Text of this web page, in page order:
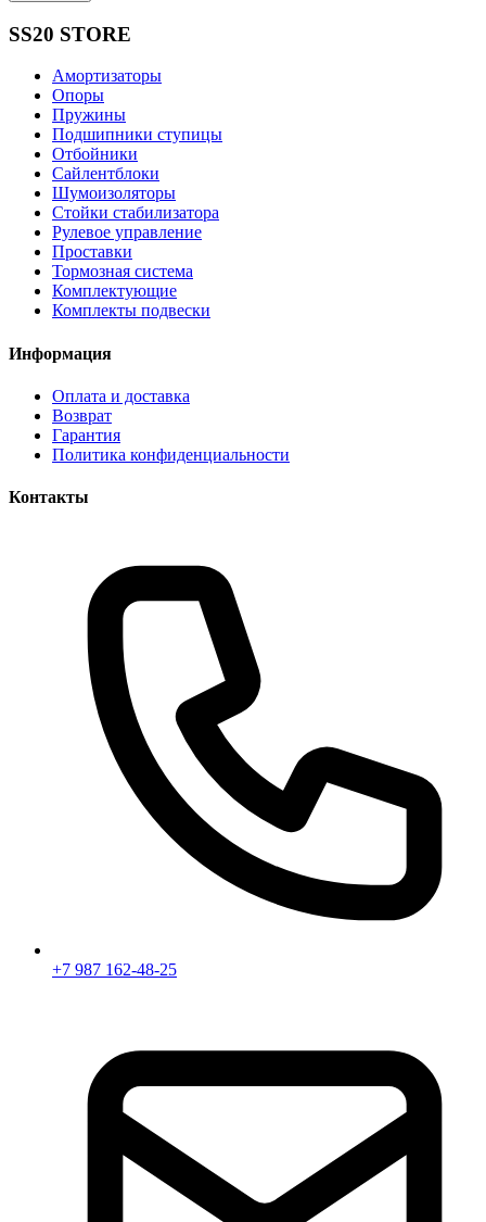
SS20 STORE
Амортизаторы
Опоры
Пружины
Подшипники ступицы
Отбойники
Сайлентблоки
Шумоизоляторы
Стойки стабилизатора
Рулевое управление
Проставки
Тормозная система
Комплектующие
Комплекты подвески
Информация
Оплата и доставка
Возврат
Гарантия
Политика конфиденциальности
Контакты
+7 987 162-48-25